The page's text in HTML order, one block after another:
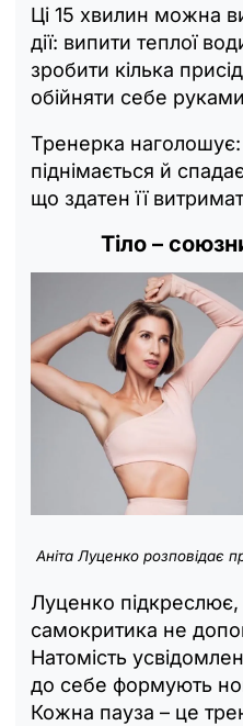
Ці 15 хвилин можна
дії: випити теплої
зробити кілька
обійняти себе
Тренерка наголошує:
піднімається й
що здатен її
Тіло –
Аніта Луценко розповідає
Луценко
самокритика не
Натомість
до себе формують
Кожна пауза – це